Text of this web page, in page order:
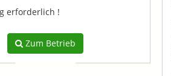
erforderlich !
Zum Betrieb